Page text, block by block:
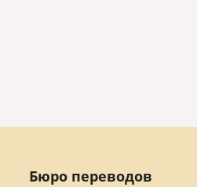
Бюро переводов